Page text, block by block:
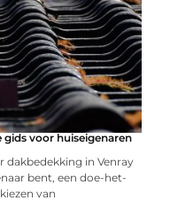
gids voor huiseigenaren
dakbedekking in Venray
bent, een doe-het-
van